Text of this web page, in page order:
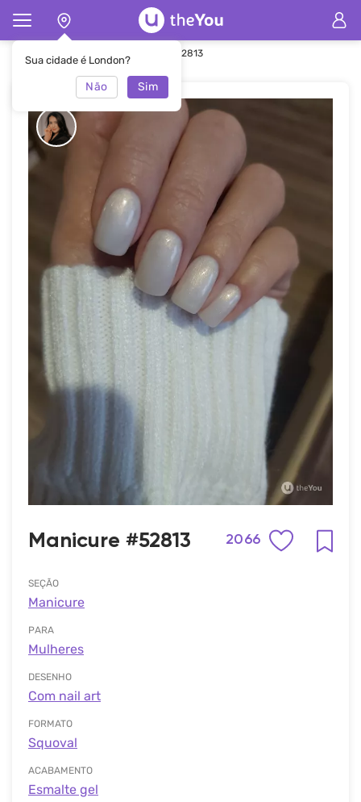
Sua cidade é London?
Não Sim
Principal Manicure Manicure #52813
Manicure #52813 2066
SEÇÃO
Manicure
PARA
Mulheres
DESENHO
Com nail art
FORMATO
Squoval
ACABAMENTO
Esmalte gel